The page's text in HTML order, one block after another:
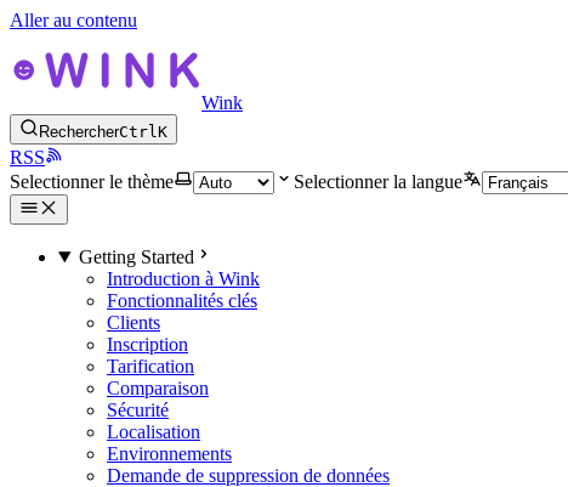
Aller au contenu
Wink
RechercherCtrlK
RSS
Selectionner le thème
Selectionner la langue
Getting Started
Introduction à Wink
Fonctionnalités clés
Clients
Inscription
Tarification
Comparaison
Sécurité
Localisation
Environnements
Demande de suppression de données